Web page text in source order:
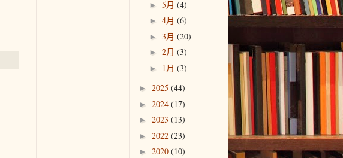
► 5月 (4)
► 4月 (6)
► 3月 (20)
► 2月 (3)
► 1月 (3)
► 2025 (44)
► 2024 (17)
► 2023 (13)
► 2022 (23)
► 2020 (10)